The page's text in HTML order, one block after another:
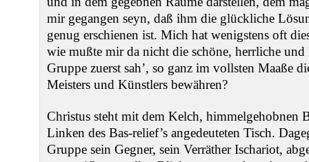
mir gegangen seyn, daß ihm die glückliche
genug erschienen ist. Mich hat wenigstens oft
wie mußte mir da nicht die schöne, herrliche
Gruppe zuerst sah’, so ganz im vollsten Maaße
Meisters und Künstlers bewähren?
Christus steht mit dem Kelch, himmelgehobnen
Linken des Bas-relief’s angedeuteten Tisch.
Gruppe sein Gegner, sein Verräther Ischariot,